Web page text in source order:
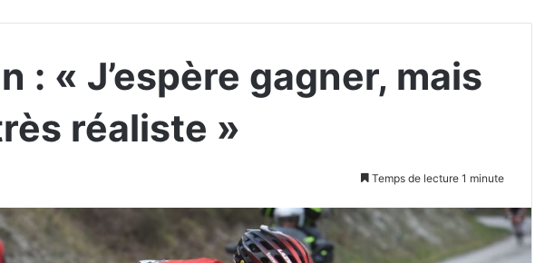
: « J’espère gagner, mais
réaliste »
Temps de lecture 1 minute